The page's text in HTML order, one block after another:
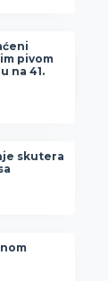
pivom
na 41.
skutera